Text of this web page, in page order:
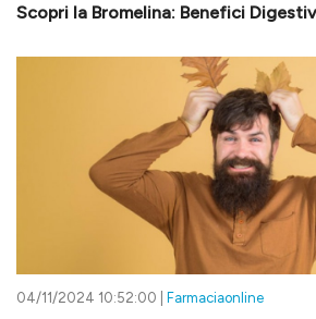
Scopri la Bromelina: Benefici
04/11/2024 10:52:00 | Farmaciaonline